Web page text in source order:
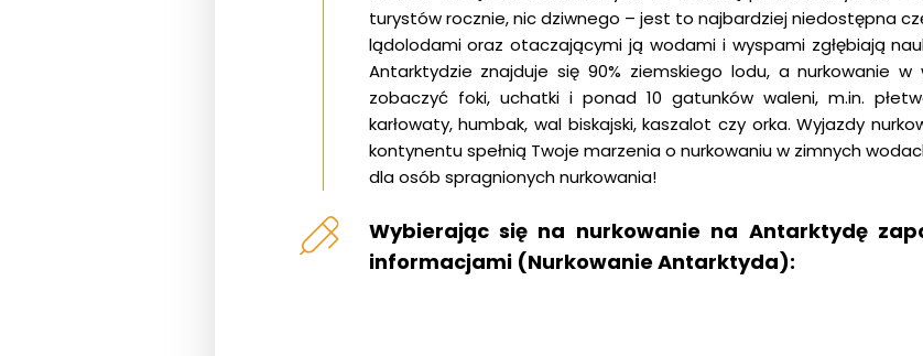
turystów rocznie, nic dziwnego – jest to najbardziej niedostępna
lądolodami oraz otaczającymi ją wodami i wyspami zgłębiają
Antarktydzie znajduje się 90% ziemskiego lodu, a nurkowanie
zobaczyć foki, uchatki i ponad 10 gatunków waleni, m.in.
karłowaty, humbak, wal biskajski, kaszalot czy orka. Wyjazdy
kontynentu spełnią Twoje marzenia o nurkowaniu w zimnych
dla osób spragnionych nurkowania!
Wybierając się na nurkowanie na Antarktydę
informacjami (Nurkowanie Antarktyda):